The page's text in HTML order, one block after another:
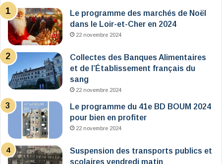
Le programme des marchés de Noël
dans le Loir-et-Cher en 2024
22 novembre 2024
Collectes des Banques Alimentaires
et de l’Établissement français du
sang
22 novembre 2024
Le programme du 41e BD BOUM 2024
pour bien en profiter
22 novembre 2024
Suspension des transports publics et
scolaires vendredi matin